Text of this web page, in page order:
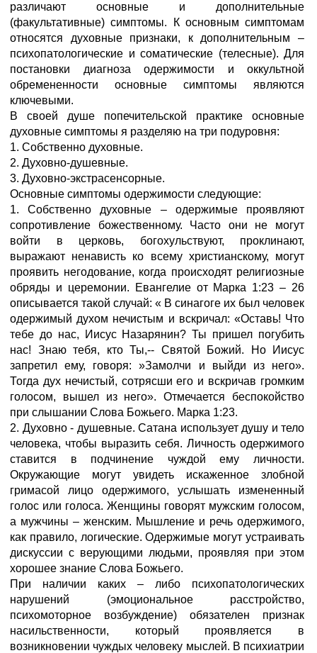
различают основные и дополнительные
(факультативные) симптомы. К основным симптомам
относятся духовные признаки, к дополнительным –
психопатологические и соматические (телесные). Для
постановки диагноза одержимости и оккультной
обремененности основные симптомы являются
ключевыми.
В своей душе попечительской практике основные
духовные симптомы я разделяю на три подуровня:
1. Собственно духовные.
2. Духовно-душевные.
3. Духовно-экстрасенсорные.
Основные симптомы одержимости следующие:
1. Собственно духовные – одержимые проявляют
сопротивление божественному. Часто они не могут
войти в церковь, богохульствуют, проклинают,
выражают ненависть ко всему христианскому, могут
проявить негодование, когда происходят религиозные
обряды и церемонии. Евангелие от Марка 1:23 – 26
описывается такой случай: « В синагоге их был человек
одержимый духом нечистым и вскричал: «Оставь! Что
тебе до нас, Иисус Назарянин? Ты пришел погубить
нас! Знаю тебя, кто Ты,-- Святой Божий. Но Иисус
запретил ему, говоря: »Замолчи и выйди из него».
Тогда дух нечистый, сотрясши его и вскричав громким
голосом, вышел из него». Отмечается беспокойство
при слышании Слова Божьего. Марка 1:23.
2. Духовно - душевные. Сатана использует душу и тело
человека, чтобы выразить себя. Личность одержимого
ставится в подчинение чуждой ему личности.
Окружающие могут увидеть искаженное злобной
гримасой лицо одержимого, услышать измененный
голос или голоса. Женщины говорят мужским голосом,
а мужчины – женским. Мышление и речь одержимого,
как правило, логические. Одержимые могут устраивать
дискуссии с верующими людьми, проявляя при этом
хорошее знание Слова Божьего.
При наличии каких – либо психопатологических
нарушений (эмоциональное расстройство,
психомоторное возбуждение) обязателен признак
насильственности, который проявляется в
возникновении чуждых человеку мыслей. В психиатрии